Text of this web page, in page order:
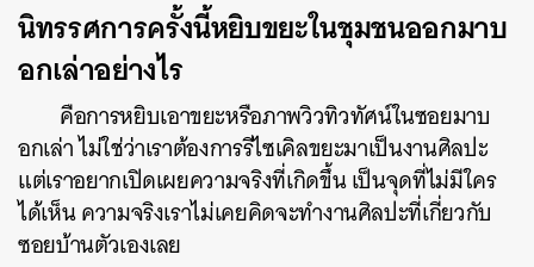
นิทรรศการครั้งนี้หยิบขยะในชุมชนออกมาบ
อกเล่าอย่างไร
คือการหยิบเอาขยะหรือภาพวิวทิวทัศน์ในซอยมาบ
อกเล่า ไม่ใช่ว่าเราต้องการรีไซเคิลขยะมาเป็นงานศิลปะ
แต่เราอยากเปิดเผยความจริงที่เกิดขึ้น เป็นจุดที่ไม่มีใคร
ได้เห็น ความจริงเราไม่เคยคิดจะทำงานศิลปะที่เกี่ยวกับ
ซอยบ้านตัวเองเลย